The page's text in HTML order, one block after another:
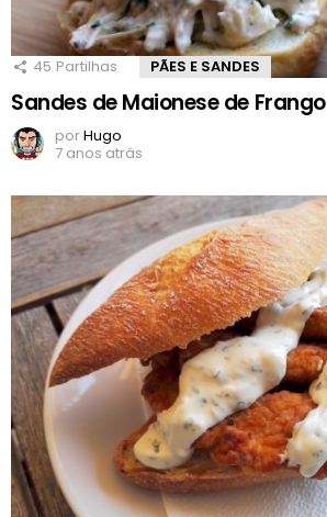
45 Partilhas PÃES E SANDES
Sandes de Maionese de Frango
porHugo
7 anos atrás